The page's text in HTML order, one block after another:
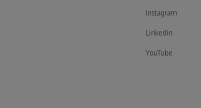
Instagram
LinkedIn
YouTube